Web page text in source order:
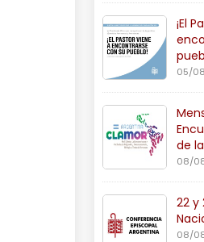
¡El
05/
de
08/
22 y
08/